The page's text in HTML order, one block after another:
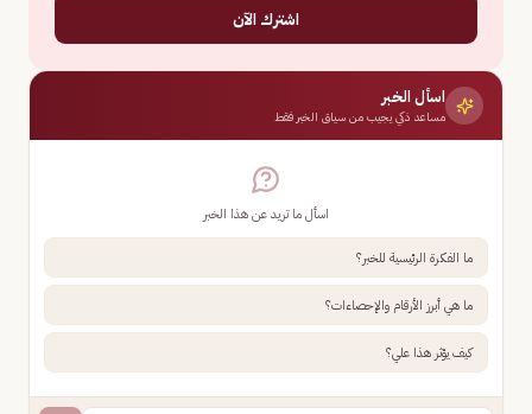
اشترك الآن
اسأل الخبر
مساعد ذكي يجيب من سياق الخبر فقط
اسأل ما تريد عن هذا الخبر
ما الفكرة الرئيسية للخبر؟
ما هي أبرز الأرقام والإحصاءات؟
كيف يؤثر هذا علي؟